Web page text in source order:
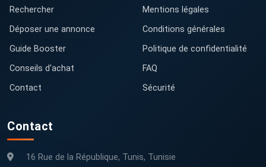
Rechercher
Déposer une annonce
Guide Booster
Conseils d'achat
Contact
Mentions légales
Conditions générales
Politique de confidentialité
FAQ
Sécurité
Contact
16 Rue de la République, Tunis, Tunisie